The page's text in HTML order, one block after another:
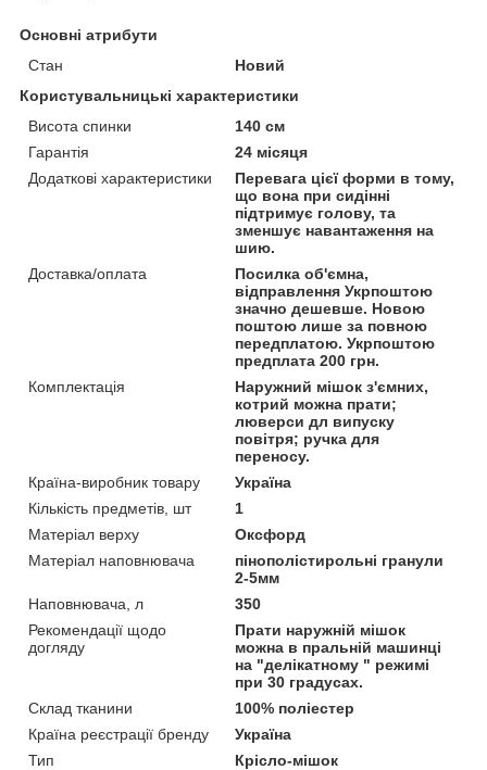
Основні атрибути
Стан
Новий
Користувальницькі характеристики
Висота спинки
140 см
Гарантія
24 місяця
Додаткові характеристики
Перевага цієї форми в тому,
що вона при сидінні
підтримує голову, та
зменшує навантаження на
шию.
Доставка/оплата
Посилка об'ємна,
відправлення Укрпоштою
значно дешевше. Новою
поштою лише за повною
передплатою. Укрпоштою
предплата 200 грн.
Комплектація
Наружний мішок з'ємних,
котрий можна прати;
люверси дл випуску
повітря; ручка для
переносу.
Країна-виробник товару
Україна
Кількість предметів, шт
1
Матеріал верху
Оксфорд
Матеріал наповнювача
пінополістирольні гранули
2-5мм
Наповнювача, л
350
Рекомендації щодо
догляду
Прати наружній мішок
можна в пральній машинці
на "делікатному " режимі
при 30 градусах.
Склад тканини
100% поліестер
Країна реєстрації бренду
Україна
Тип
Крісло-мішок